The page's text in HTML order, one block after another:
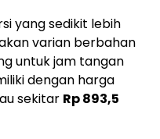
yang sedikit lebih
varian berbahan
untuk jam tangan
dengan harga
sekitar Rp 893,5